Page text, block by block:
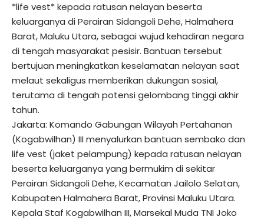
*life vest* kepada ratusan nelayan beserta
keluarganya di Perairan Sidangoli Dehe, Halmahera
Barat, Maluku Utara, sebagai wujud kehadiran negara
di tengah masyarakat pesisir. Bantuan tersebut
bertujuan meningkatkan keselamatan nelayan saat
melaut sekaligus memberikan dukungan sosial,
terutama di tengah potensi gelombang tinggi akhir
tahun.
Jakarta: Komando Gabungan Wilayah Pertahanan
(Kogabwilhan) III menyalurkan bantuan sembako dan
life vest (jaket pelampung) kepada ratusan nelayan
beserta keluarganya yang bermukim di sekitar
Perairan Sidangoli Dehe, Kecamatan Jailolo Selatan,
Kabupaten Halmahera Barat, Provinsi Maluku Utara.
Kepala Staf Kogabwilhan III, Marsekal Muda TNI Joko